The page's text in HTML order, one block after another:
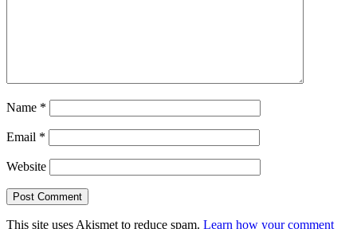
Name *
Email *
Website
This site uses Akismet to reduce spam. Learn how your comment